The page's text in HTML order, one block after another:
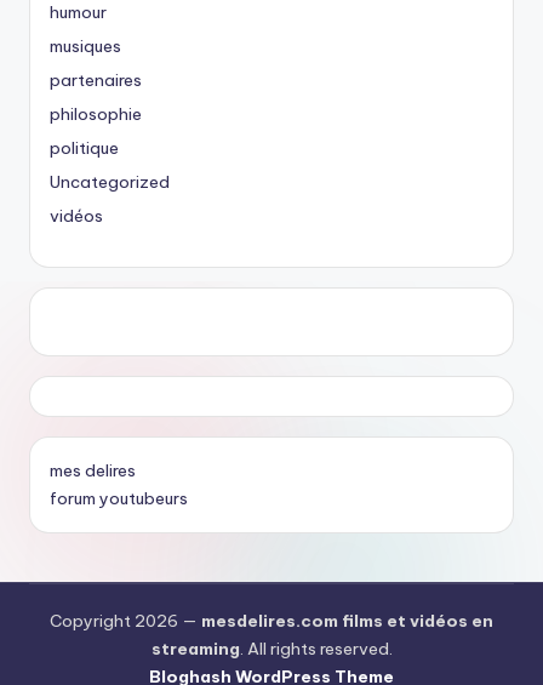
humour
musiques
partenaires
philosophie
politique
Uncategorized
vidéos
mes delires
forum youtubeurs
Copyright 2026 — mesdelires.com films et vidéos en
streaming. All rights reserved.
Bloghash WordPress Theme